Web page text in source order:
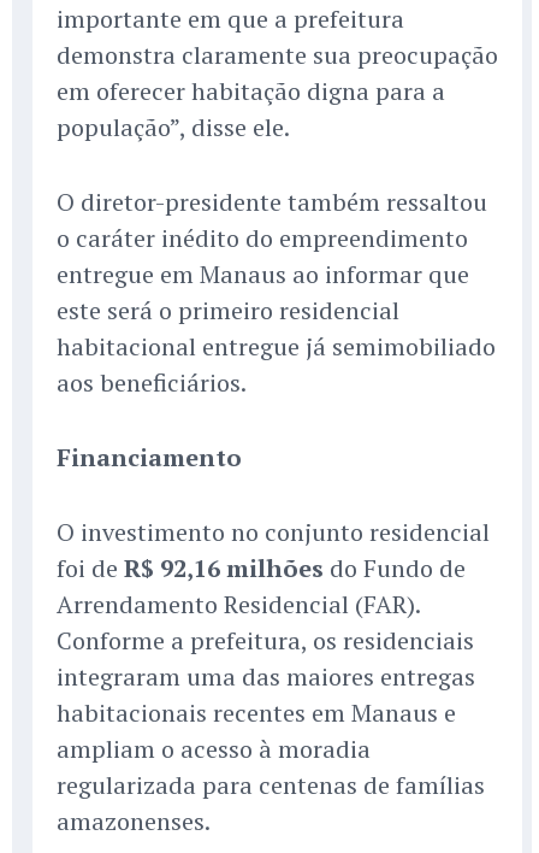
importante em que a prefeitura
demonstra claramente sua preocupação
em oferecer habitação digna para a
população”, disse ele.
O diretor-presidente também ressaltou
o caráter inédito do empreendimento
entregue em Manaus ao informar que
este será o primeiro residencial
habitacional entregue já semimobiliado
aos beneficiários.
Financiamento
O investimento no conjunto residencial
foi de R$ 92,16 milhões do Fundo de
Arrendamento Residencial (FAR).
Conforme a prefeitura, os residenciais
integraram uma das maiores entregas
habitacionais recentes em Manaus e
ampliam o acesso à moradia
regularizada para centenas de famílias
amazonenses.